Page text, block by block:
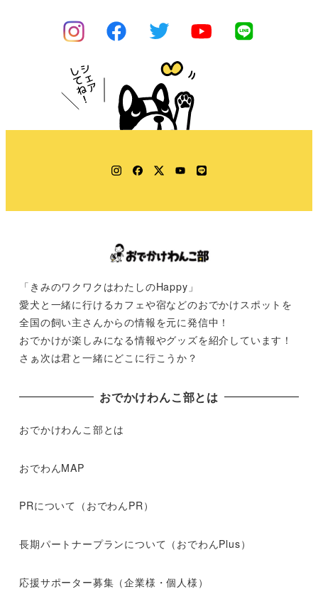
Instagram
Facebook
TwitterYouTube
LINE
「きみのワクワクはわたしのHappy」
愛犬と一緒に行けるカフェや宿などのおでかけスポットを
全国の飼い主さんからの情報を元に発信中！
おでかけが楽しみになる情報やグッズを紹介しています！
さぁ次は君と一緒にどこに行こうか？
おでかけわんこ部とは
おでかけわんこ部とは
おでわんMAP
PRについて（おでわんPR）
長期パートナープランについて（おでわんPlus）
応援サポーター募集（企業様・個人様）